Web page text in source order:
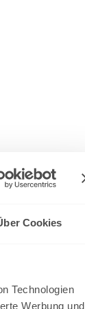
Cookies
Technologien
Werbung und